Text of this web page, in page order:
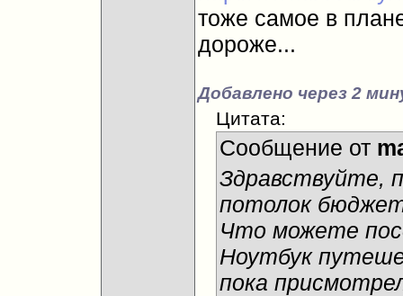
тоже самое в
дороже...
Добавлено через 2
Цитата:
Сообщение от
Здравствуйте,
потолок
Что можете
Ноутбук
пока